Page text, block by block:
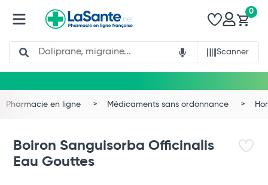
Search
Scanner
0
Pharmacie en ligne Médicaments sans ordonnance
Boiron Sanguisorba Officinalis
Eau Gouttes